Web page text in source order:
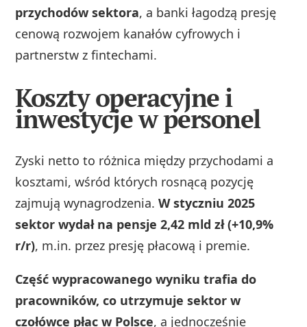
przychodów sektora, a banki łagodzą presję
cenową rozwojem kanałów cyfrowych i
partnerstw z fintechami.
Koszty operacyjne i
inwestycje w personel
Zyski netto to różnica między przychodami a
kosztami, wśród których rosnącą pozycję
zajmują wynagrodzenia.W styczniu 2025
sektor wydał na pensje 2,42 mld zł (+10,9%
r/r), m.in. przez presję płacową i premie.
Część wypracowanego wyniku trafia do
pracowników, co utrzymuje sektor w
czołówce płac w Polsce, a jednocześnie